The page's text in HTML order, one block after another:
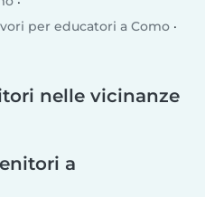
per educatori a Como
nelle vicinanze
a